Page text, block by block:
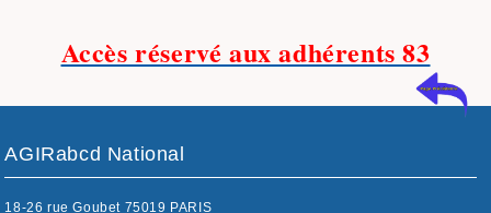
Accès réservé aux adhérents 83
AGIRabcd National
18-26 rue Goubet 75019 PARIS